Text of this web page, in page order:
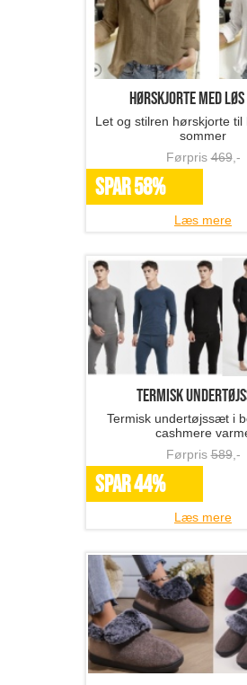
hørskjorte med løs
Let og stilren hørskjorte til
sommer
Førpris469,-
SPAR 58%
Læs mere
termisk
Termisk undertøjssæt i
cashmere
Førpris589,-
SPAR 44%
Læs mere